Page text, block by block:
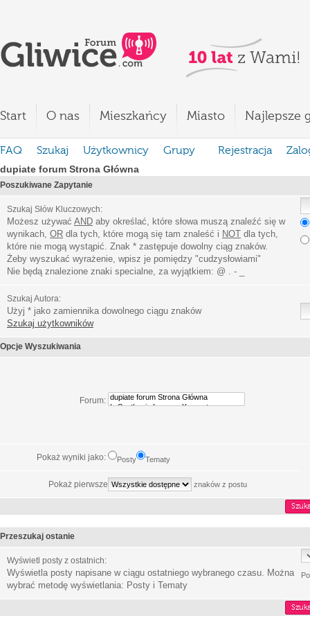
Start O nas Mieszkańcy Miasto Najlepsze
FAQ Szukaj Użytkownicy Grupy Rejestracja
dupiate forum Strona Główna
Poszukiwane Zapytanie
Szukaj Słów Kluczowych:
Możesz używać AND aby określać, które słowa muszą znaleźć się w
wynikach, OR dla tych, które mogą się tam znaleść i NOT dla tych,
które nie mogą wystąpić. Znak * zastępuje dowolny ciąg znaków.
Żeby wyszukać wyrażenie, wpisz je pomiędzy "cudzysłowiami"
Nie będą znalezione znaki specialne, za wyjątkiem: @ . - _
Szukaj Autora:
Użyj * jako zamiennika dowolnego ciągu znaków
Szukaj użytkowników
Opcje Wyszukiwania
Forum:
Pokaż wyniki jako: Posty Tematy
Pokaż pierwsze znaków z postu
Przeszukaj ostanie
Wyświetl posty z ostatnich:
Wyświetla posty napisane w ciągu ostatniego wybranego czasu. Można
wybrać metodę wyświetlania: Posty i Tematy